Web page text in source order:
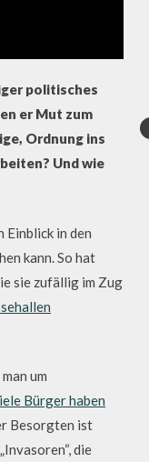
politisches
er Mut zum
Ordnung ins
Und wie
Einblick in den
kann. So hat
sie zufällig im Zug
um
Bürger haben
Besorgten ist
die